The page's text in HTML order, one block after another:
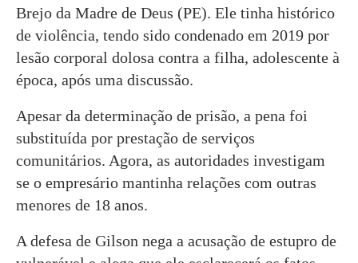
Brejo da Madre de Deus (PE). Ele tinha histórico
de violência, tendo sido condenado em 2019 por
lesão corporal dolosa contra a filha, adolescente à
época, após uma discussão.
Apesar da determinação de prisão, a pena foi
substituída por prestação de serviços
comunitários. Agora, as autoridades investigam
se o empresário mantinha relações com outras
menores de 18 anos.
A defesa de Gilson nega a acusação de estupro de